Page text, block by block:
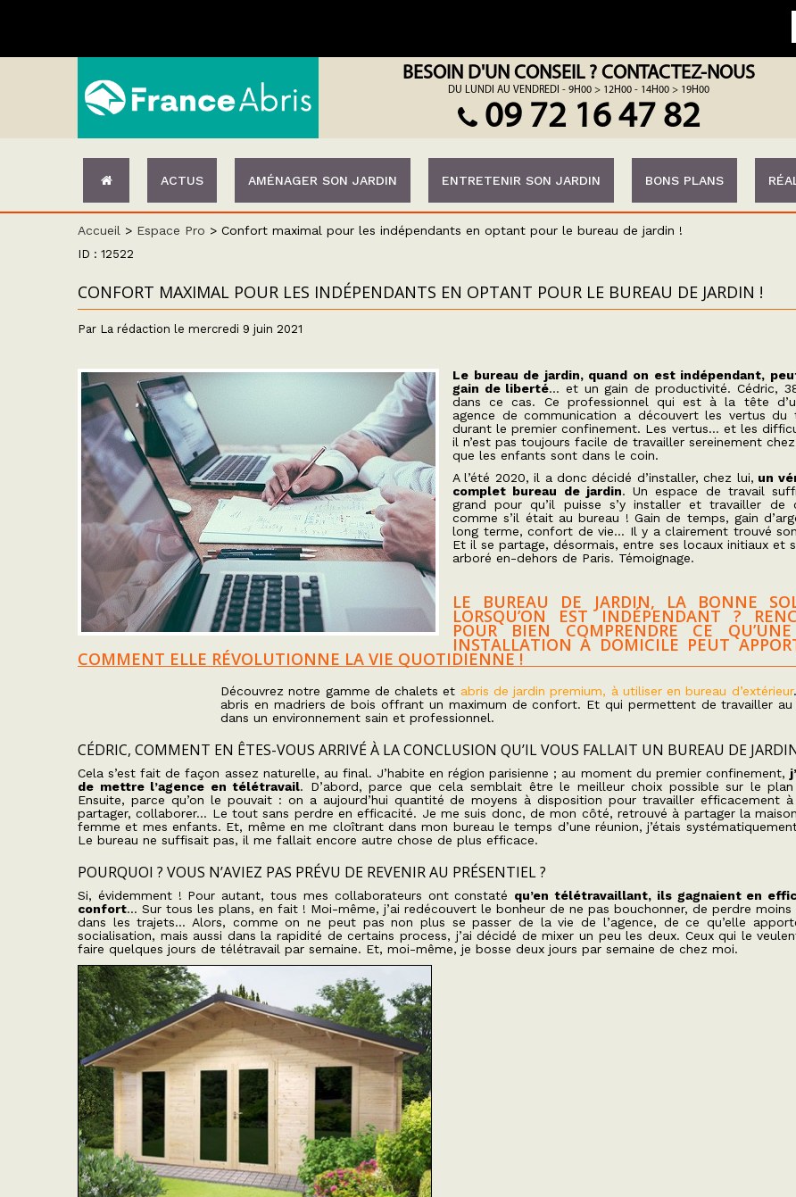
BESOIN D'UN CONSEIL ? CONTACTEZ-NOUS
DU LUNDI AU VENDREDI - 9H00 > 12H00 - 14H00 > 19H00
09 72 16 47 82
ACTUS AMÉNAGER SON JARDIN ENTRETENIR SON JARDIN BONS PLANS
Accueil > Espace Pro > Confort maximal pour les indépendants en optant pour le bureau de jardin !
ID : 12522
CONFORT MAXIMAL POUR LES INDÉPENDANTS EN OPTANT POUR LE BUREAU DE JARDIN !
Par La rédaction le mercredi 9 juin 2021
Le bureau de jardin, quand on est indépendant,
gain de liberté… et un gain de productivité. Cédric,
dans ce cas. Ce professionnel qui est à la tête
agence de communication a découvert les vertus du
durant le premier confinement. Les vertus… et les
il n’est pas toujours facile de travailler sereinement
que les enfants sont dans le coin.
A l’été 2020, il a donc décidé d’installer, chez lui, un
complet bureau de jardin. Un espace de travail
grand pour qu’il puisse s’y installer et travailler de
comme s’il était au bureau ! Gain de temps, gain
long terme, confort de vie… Il y a clairement trouvé
Et il se partage, désormais, entre ses locaux initiaux et
arboré en-dehors de Paris. Témoignage.
LE BUREAU DE JARDIN, LA BONNE
LORSQU’ON EST INDÉPENDANT ?
POUR BIEN COMPRENDRE CE
INSTALLATION À DOMICILE PEUT
COMMENT ELLE RÉVOLUTIONNE LA VIE QUOTIDIENNE !
Découvrez notre gamme de chalets et abris de jardin premium, à utiliser en bureau d’extérieur
abris en madriers de bois offrant un maximum de confort. Et qui permettent de travailler au
dans un environnement sain et professionnel.
CÉDRIC, COMMENT EN ÊTES-VOUS ARRIVÉ À LA CONCLUSION QU’IL VOUS FALLAIT UN BUREAU DE
Cela s’est fait de façon assez naturelle, au final. J’habite en région parisienne ; au moment du premier confinement,
de mettre l’agence en télétravail. D’abord, parce que cela semblait être le meilleur choix possible sur le plan
Ensuite, parce qu’on le pouvait : on a aujourd’hui quantité de moyens à disposition pour travailler efficacement à
partager, collaborer… Le tout sans perdre en efficacité. Je me suis donc, de mon côté, retrouvé à partager la
femme et mes enfants. Et, même en me cloîtrant dans mon bureau le temps d’une réunion, j’étais
Le bureau ne suffisait pas, il me fallait encore autre chose de plus efficace.
POURQUOI ? VOUS N’AVIEZ PAS PRÉVU DE REVENIR AU PRÉSENTIEL ?
Si, évidemment ! Pour autant, tous mes collaborateurs ont constaté qu’en télétravaillant, ils gagnaient en
confort… Sur tous les plans, en fait ! Moi-même, j’ai redécouvert le bonheur de ne pas bouchonner, de perdre
dans les trajets… Alors, comme on ne peut pas non plus se passer de la vie de l’agence, de ce qu’elle
socialisation, mais aussi dans la rapidité de certains process, j’ai décidé de mixer un peu les deux. Ceux qui le
faire quelques jours de télétravail par semaine. Et, moi-même, je bosse deux jours par semaine de chez moi.